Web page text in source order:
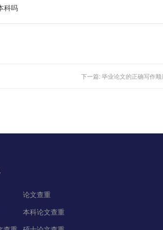
科吗
下一篇: 毕业论文的正确写作
论文查重
本科论文查重